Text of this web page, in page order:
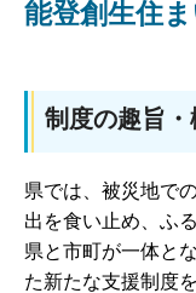
能登創生住
制度の趣旨・
県では、被災地で
出を食い止め、ふ
県と市町が一体と
た新たな支援制度